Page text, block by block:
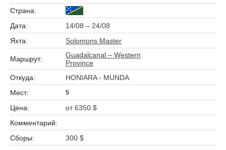
14/08 – 24/08
Solomons Master
Guadalcanal – Western
Province
HONIARA - MUNDA
5
от 6350 $
300 $